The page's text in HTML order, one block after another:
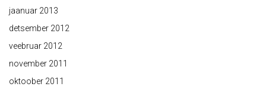
jaanuar 2013
detsember 2012
veebruar 2012
november 2011
oktoober 2011